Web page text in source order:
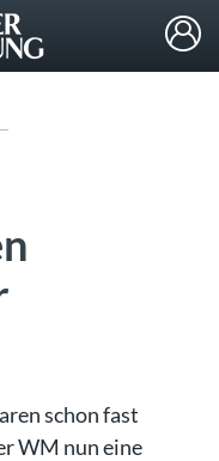
schon fast
WM nun eine